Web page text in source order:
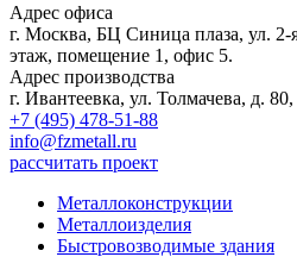
Адрес офиса
г. Москва, БЦ Синица плаза, ул.
этаж, помещение 1, офис 5.
Адрес производства
г. Ивантеевка, ул. Толмачева, д. 80,
+7 (495) 478-51-88
info@fzmetall.ru
рассчитать проект
Металлоконструкции
Металлоизделия
Быстровозводимые здания